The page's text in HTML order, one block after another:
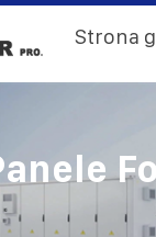
Strona